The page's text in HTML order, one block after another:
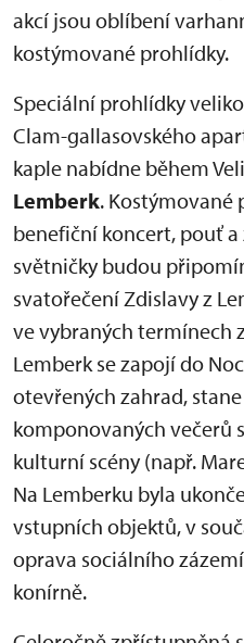
akcí jsou oblíbení
kostýmované prohlídky.
Speciální prohlídky
Clam-gallasovského
kaple nabídne během
Lemberk. Kostýmované
benefiční koncert, pouť
světničky budou
svatořečení Zdislavy z
ve vybraných termínech
Lemberk se zapojí do
otevřených zahrad,
komponovaných večerů
kulturní scény (např.
Na Lemberku byla
vstupních objektů, v
oprava sociálního
konírně.